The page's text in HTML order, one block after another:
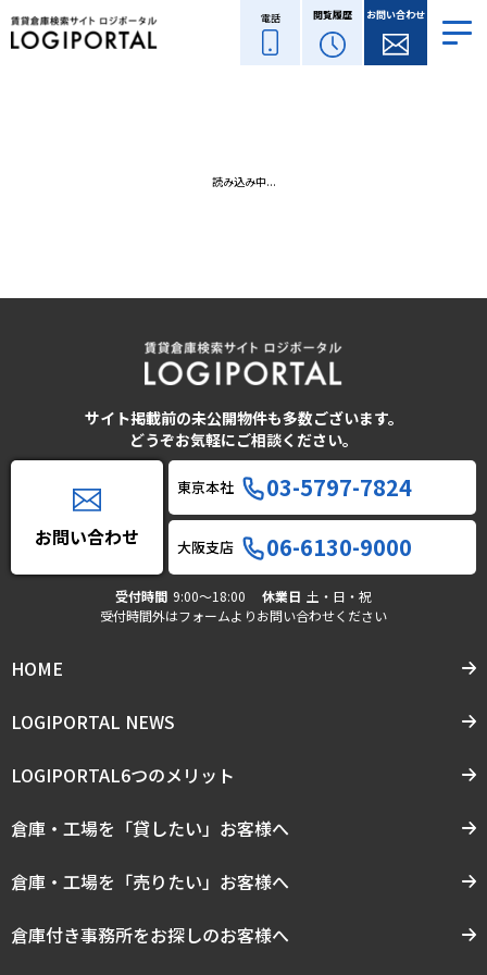
電話 閲覧履歴 お問い合わせ
読み込み中...
サイト掲載前の未公開物件も多数ございます。
どうぞお気軽にご相談ください。
お問い合わせ
東京本社 03-5797-7824
大阪支店 06-6130-9000
受付時間 9:00〜18:00 休業日 土・日・祝
受付時間外はフォームよりお問い合わせください
HOME
LOGIPORTAL NEWS
LOGIPORTAL6つのメリット
倉庫・工場を「貸したい」お客様へ
倉庫・工場を「売りたい」お客様へ
倉庫付き事務所をお探しのお客様へ